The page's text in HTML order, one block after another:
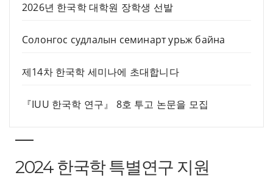
2026년 한국학 대학원 장학생 선발
Солонгос судлалын семинарт урьж байна
제14차 한국학 세미나에 초대합니다
『IUU 한국학 연구』 8호 투고 논문을 모집
2024 한국학 특별연구 지원